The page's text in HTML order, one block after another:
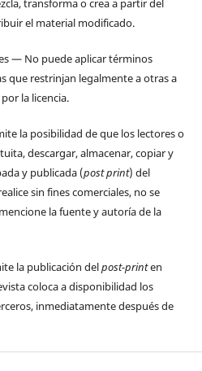
transforma o crea a partir del
el material modificado.
— No puede aplicar términos
que restrinjan legalmente a otras a
la licencia.
la posibilidad de que los lectores o
descargar, almacenar, copiar y
y publicada (post print) del
sin fines comerciales, no se
la fuente y autoría de la
la publicación delpost-printen
coloca a disponibilidad los
inmediatamente después de